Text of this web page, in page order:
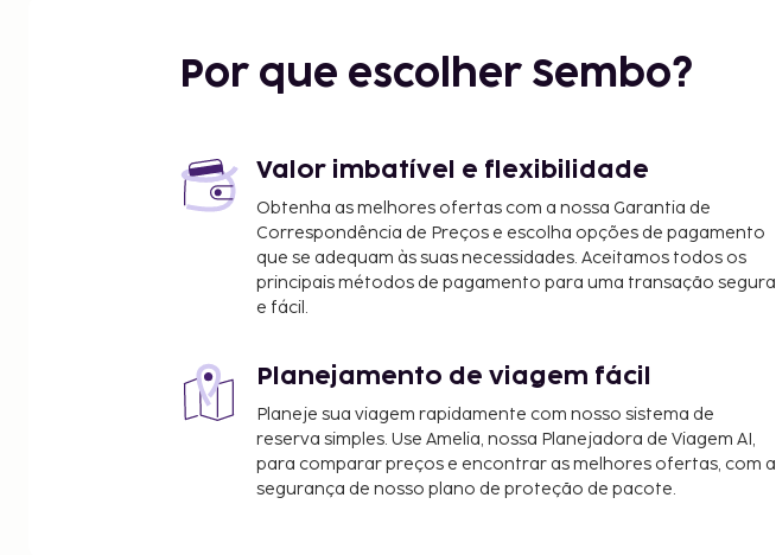
Por que escolher Sembo?
Valor imbatível e flexibilidade
Obtenha as melhores ofertas com a nossa Garantia de
Correspondência de Preços e escolha opções de pagamento
que se adequam às suas necessidades. Aceitamos todos os
principais métodos de pagamento para uma transação segura
e fácil.
Planejamento de viagem fácil
Planeje sua viagem rapidamente com nosso sistema de
reserva simples. Use Amelia, nossa Planejadora de Viagem AI,
para comparar preços e encontrar as melhores ofertas, com a
segurança de nosso plano de proteção de pacote.